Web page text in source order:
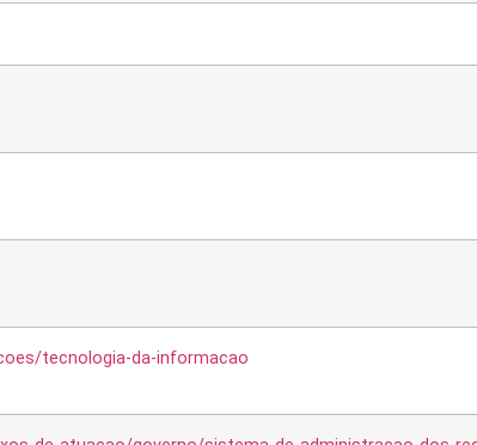
tecnologia-da-informacao